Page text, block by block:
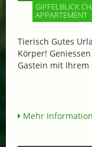
GIPFELBLICK
APPARTEMENT
Tierisch Gutes
Körper!
Gastein mit
Mehr